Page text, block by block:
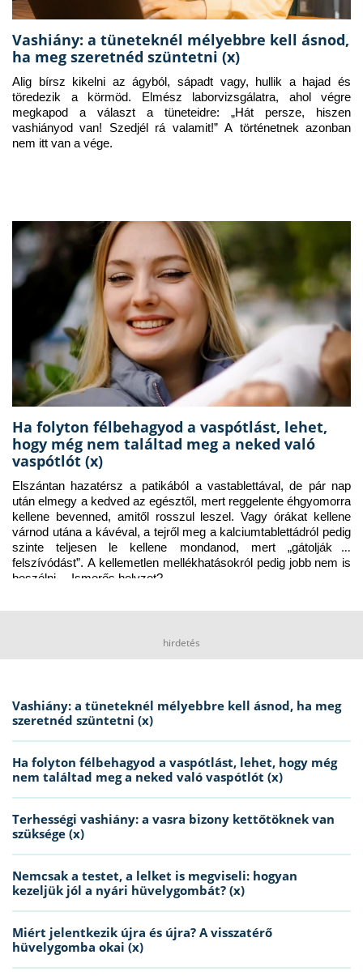
Vashiány: a tüneteknél mélyebbre kell ásnod,
ha meg szeretnéd szüntetni (x)
Alig bírsz kikelni az ágyból, sápadt vagy, hullik a hajad és
töredezik a körmöd. Elmész laborvizsgálatra, ahol végre
megkapod a választ a tüneteidre: „Hát persze, hiszen
vashiányod van! Szedjél rá valamit!” A történetnek azonban
nem itt van a vége.
Ha folyton félbehagyod a vaspótlást, lehet,
hogy még nem találtad meg a neked való
vaspótlót (x)
Elszántan hazatérsz a patikából a vastablettával, de pár nap
után elmegy a kedved az egésztől, mert reggelente éhgyomorra
kellene bevenned, amitől rosszul leszel. Vagy órákat kellene
várnod utána a kávéval, a tejről meg a kalciumtablettádról pedig
szinte teljesen le kellene mondanod, mert „gátolják a
felszívódást”. A kellemetlen mellékhatásokról pedig jobb nem is
beszélni… Ismerős helyzet?
hirdetés
Vashiány: a tüneteknél mélyebbre kell ásnod, ha meg
szeretnéd szüntetni (x)
Ha folyton félbehagyod a vaspótlást, lehet, hogy még
nem találtad meg a neked való vaspótlót (x)
Terhességi vashiány: a vasra bizony kettőtöknek van
szüksége (x)
Nemcsak a testet, a lelket is megviseli: hogyan
kezeljük jól a nyári hüvelygombát? (x)
Miért jelentkezik újra és újra? A visszatérő
hüvelygomba okai (x)